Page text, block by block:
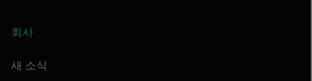
회사
새 소식